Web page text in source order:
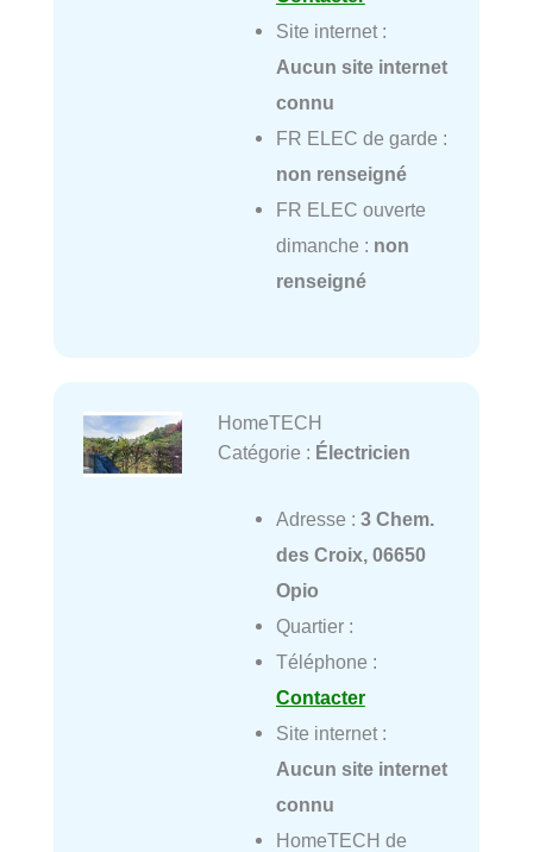
Site internet :
Aucun site internet
connu
FR ELEC de garde :
non renseigné
FR ELEC ouverte
dimanche : non
renseigné
HomeTECH
Catégorie : Électricien
Adresse : 3 Chem.
des Croix, 06650
Opio
Quartier :
Téléphone :
Contacter
Site internet :
Aucun site internet
connu
HomeTECH de